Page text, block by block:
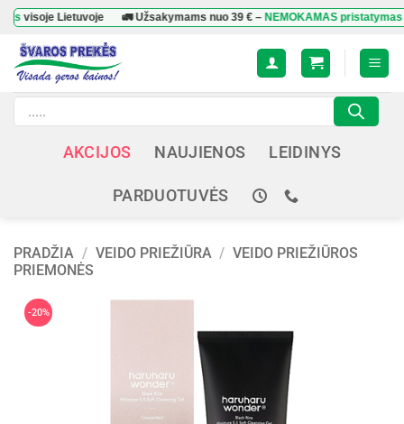
Skip
content
Lietuvoje 🚛 Užsakymams nuo39 €–NEMOKAMAS pristatymasvisoje
Products
search
AKCIJOS NAUJIENOS LEIDINYS
PARDUOTUVĖS
PRADŽIA / VEIDO PRIEŽIŪRA / VEIDO PRIEŽIŪROS
PRIEMONĖS
-20%